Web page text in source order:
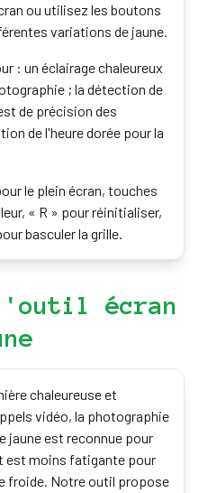
ou utilisez les boutons
variations de jaune.
: un éclairage chaleureux
; la détection de
de précision des
de l'heure dorée pour la
le plein écran, touches
« R » pour réinitialiser,
basculer la grille.
écran
chaleureuse et
vidéo, la photographie
jaune est reconnue pour
est moins fatigante pour
froide. Notre outil propose